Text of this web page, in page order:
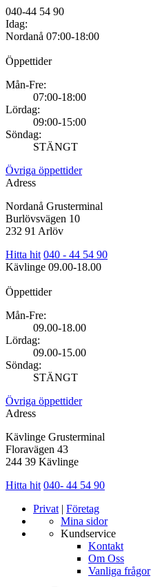
040-44 54 90
Idag:
Nordanå 07:00-18:00
Öppettider
Mån-Fre:
07:00-18:00
Lördag:
09:00-15:00
Söndag:
STÄNGT
Övriga öppettider
Adress
Nordanå Grusterminal
Burlövsvägen 10
232 91 Arlöv
Hitta hit 040 - 44 54 90
Kävlinge 09.00-18.00
Öppettider
Mån-Fre:
09.00-18.00
Lördag:
09.00-15.00
Söndag:
STÄNGT
Övriga öppettider
Adress
Kävlinge Grusterminal
Floravägen 43
244 39 Kävlinge
Hitta hit 040- 44 54 90
Privat | Företag
Mina sidor
Kundservice
Kontakt
Om Oss
Vanliga frågor